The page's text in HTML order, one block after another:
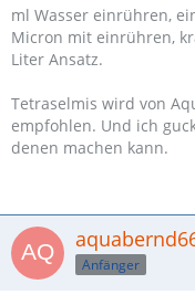
ml Wasser einrühren,
Micron mit einrühren,
Liter Ansatz.
Tetraselmis wird von
empfohlen. Und ich
denen machen kann.
Anfänger